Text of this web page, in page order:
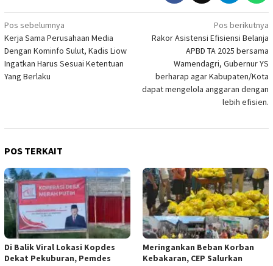
Navigasi
pos
Pos sebelumnya
Kerja Sama Perusahaan Media
Dengan Kominfo Sulut, Kadis Liow
Ingatkan Harus Sesuai Ketentuan
Yang Berlaku
Pos berikutnya
Rakor Asistensi Efisiensi Belanja
APBD TA 2025 bersama
Wamendagri, Gubernur YS
berharap agar Kabupaten/Kota
dapat mengelola anggaran dengan
lebih efisien.
POS TERKAIT
Di Balik Viral Lokasi Kopdes
Dekat Pekuburan, Pemdes
Meringankan Beban Korban
Kebakaran, CEP Salurkan